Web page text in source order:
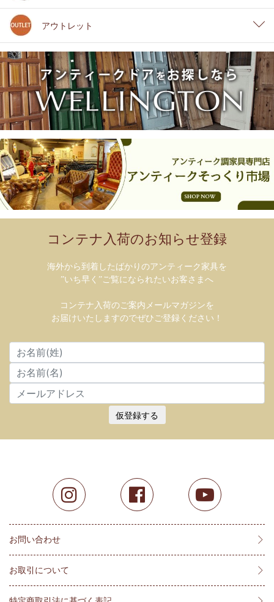
アウトレット
コンテナ入荷のお知らせ登録
海外から到着したばかりのアンティーク家具を
”いち早く”ご覧になられたいお客さまへ
コンテナ入荷のご案内メールマガジンを
お届けいたしますのでぜひご登録ください！
仮登録する
お問い合わせ
お取引について